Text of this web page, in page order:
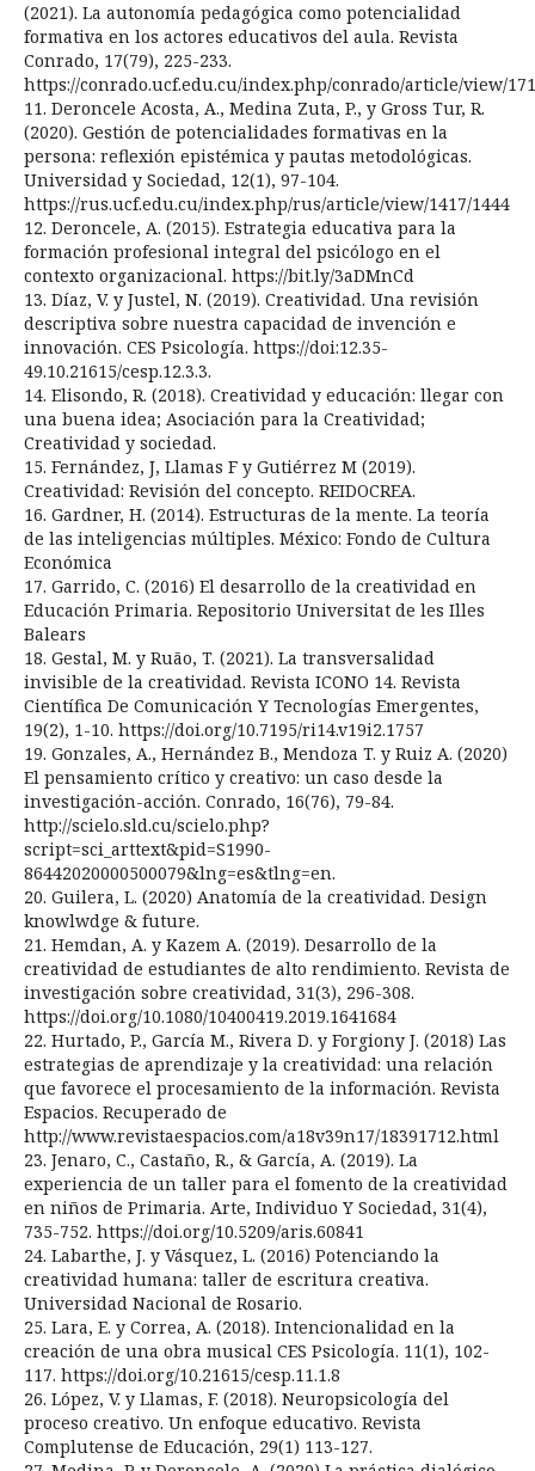
(2021). La autonomía pedagógica como potencialidad
formativa en los actores educativos del aula. Revista
Conrado, 17(79), 225-233.
https://conrado.ucf.edu.cu/index.php/conrado/article/view/
11. Deroncele Acosta, A., Medina Zuta, P., y Gross Tur, R.
(2020). Gestión de potencialidades formativas en la
persona: reflexión epistémica y pautas metodológicas.
Universidad y Sociedad, 12(1), 97-104.
https://rus.ucf.edu.cu/index.php/rus/article/view/1417/1444
12. Deroncele, A. (2015). Estrategia educativa para la
formación profesional integral del psicólogo en el
contexto organizacional. https://bit.ly/3aDMnCd
13. Díaz, V. y Justel, N. (2019). Creatividad. Una revisión
descriptiva sobre nuestra capacidad de invención e
innovación. CES Psicología. https://doi:12.35-
49.10.21615/cesp.12.3.3.
14. Elisondo, R. (2018). Creatividad y educación: llegar con
una buena idea; Asociación para la Creatividad;
Creatividad y sociedad.
15. Fernández, J, Llamas F y Gutiérrez M (2019).
Creatividad: Revisión del concepto. REIDOCREA.
16. Gardner, H. (2014). Estructuras de la mente. La teoría
de las inteligencias múltiples. México: Fondo de Cultura
Económica
17. Garrido, C. (2016) El desarrollo de la creatividad en
Educación Primaria. Repositorio Universitat de les Illes
Balears
18. Gestal, M. y Ruão, T. (2021). La transversalidad
invisible de la creatividad. Revista ICONO 14. Revista
Científica De Comunicación Y Tecnologías Emergentes,
19(2), 1-10. https://doi.org/10.7195/ri14.v19i2.1757
19. Gonzales, A., Hernández B., Mendoza T. y Ruiz A. (2020)
El pensamiento crítico y creativo: un caso desde la
investigación-acción. Conrado, 16(76), 79-84.
http://scielo.sld.cu/scielo.php?
script=sci_arttext&pid=S1990-
86442020000500079&lng=es&tlng=en.
20. Guilera, L. (2020) Anatomía de la creatividad. Design
knowlwdge & future.
21. Hemdan, A. y Kazem A. (2019). Desarrollo de la
creatividad de estudiantes de alto rendimiento. Revista de
investigación sobre creatividad, 31(3), 296-308.
https://doi.org/10.1080/10400419.2019.1641684
22. Hurtado, P., García M., Rivera D. y Forgiony J. (2018) Las
estrategias de aprendizaje y la creatividad: una relación
que favorece el procesamiento de la información. Revista
Espacios. Recuperado de
http://www.revistaespacios.com/a18v39n17/18391712.html
23. Jenaro, C., Castaño, R., & García, A. (2019). La
experiencia de un taller para el fomento de la creatividad
en niños de Primaria. Arte, Individuo Y Sociedad, 31(4),
735-752. https://doi.org/10.5209/aris.60841
24. Labarthe, J. y Vásquez, L. (2016) Potenciando la
creatividad humana: taller de escritura creativa.
Universidad Nacional de Rosario.
25. Lara, E. y Correa, A. (2018). Intencionalidad en la
creación de una obra musical CES Psicología. 11(1), 102-
117. https://doi.org/10.21615/cesp.11.1.8
26. López, V. y Llamas, F. (2018). Neuropsicología del
proceso creativo. Un enfoque educativo. Revista
Complutense de Educación, 29(1) 113-127.